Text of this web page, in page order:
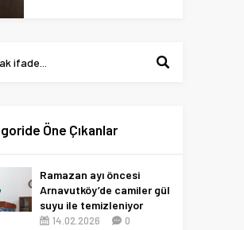
Öne Çıkanlar
Ramazan ayı öncesi
Arnavutköy’de camiler gül
suyu ile temizleniyor
14.02.2026 0